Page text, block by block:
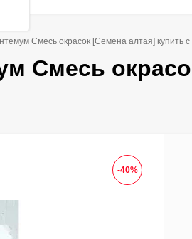
Смесь окрасок [Семена алтая] купить с
Смесь
-40%